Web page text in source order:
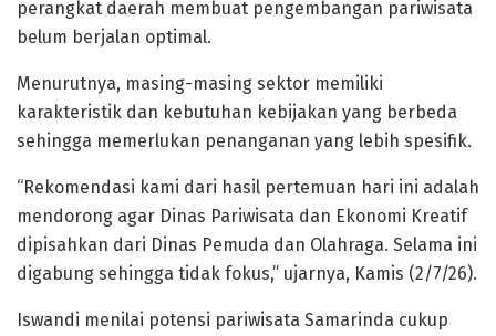
perangkat daerah membuat pengembangan pariwisata
belum berjalan optimal.
Menurutnya, masing-masing sektor memiliki
karakteristik dan kebutuhan kebijakan yang berbeda
sehingga memerlukan penanganan yang lebih spesifik.
“Rekomendasi kami dari hasil pertemuan hari ini adalah
mendorong agar Dinas Pariwisata dan Ekonomi Kreatif
dipisahkan dari Dinas Pemuda dan Olahraga. Selama ini
digabung sehingga tidak fokus,” ujarnya, Kamis (2/7/26).
Iswandi menilai potensi pariwisata Samarinda cukup